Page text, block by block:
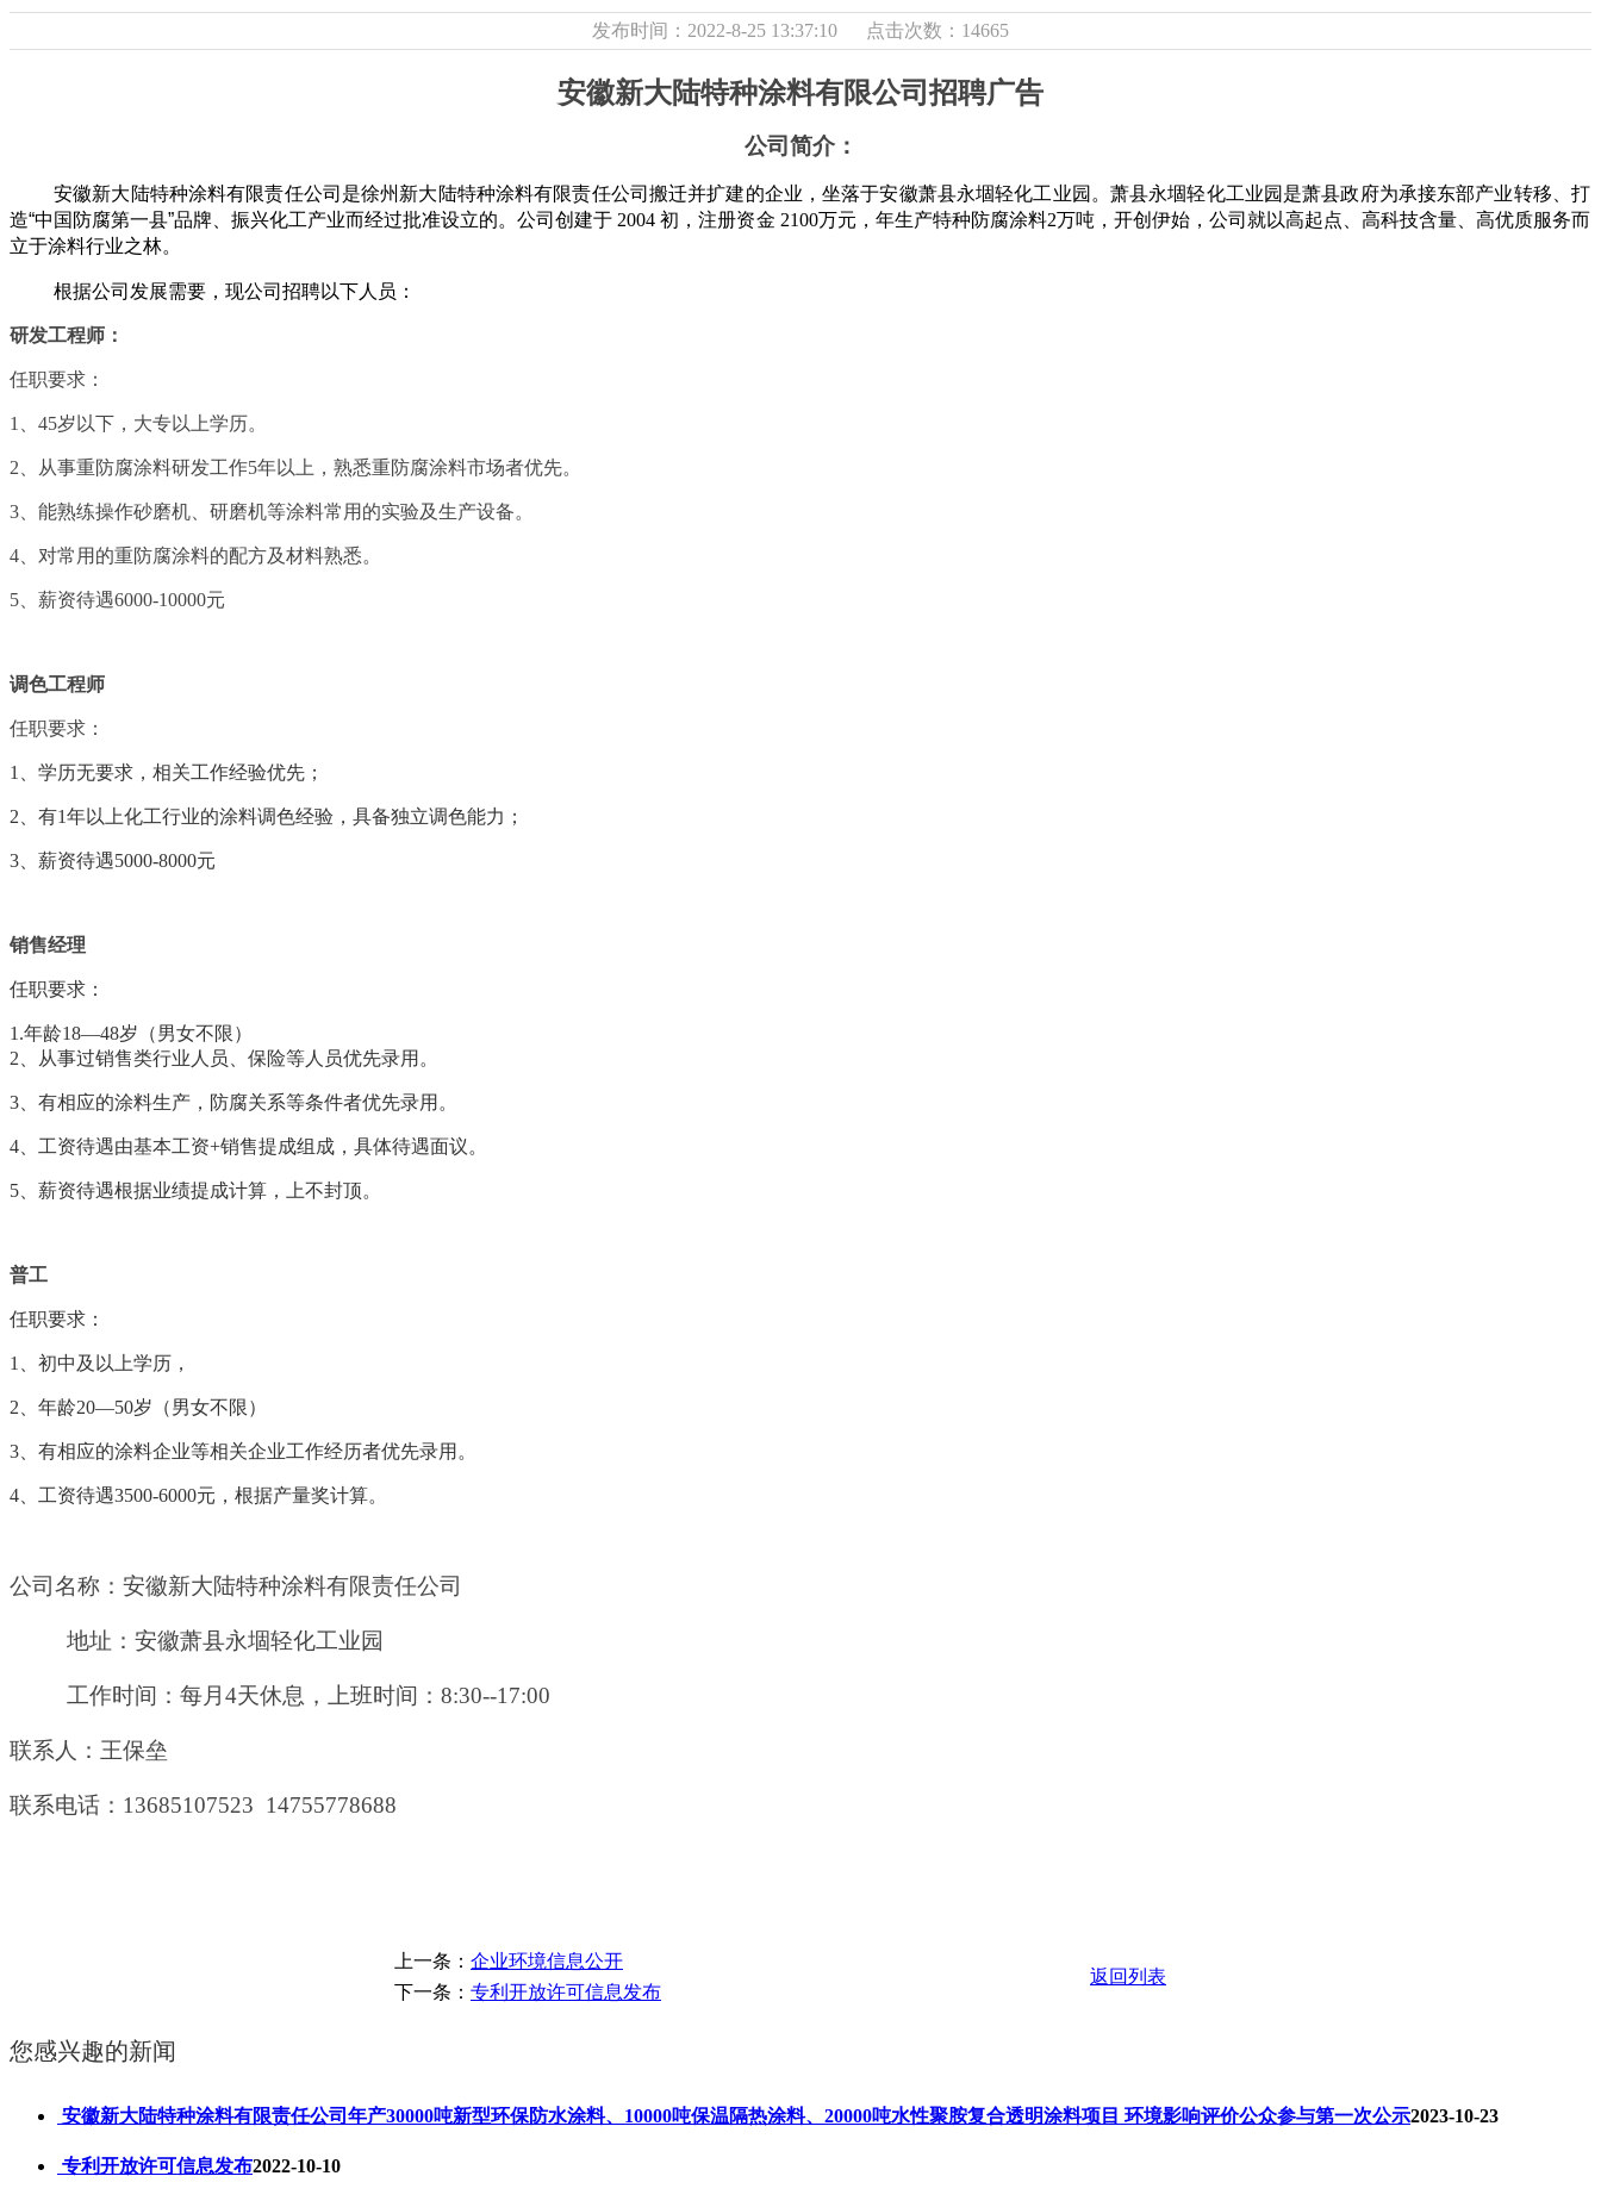
发布时间：2022-8-25 13:37:10 点击次数：14665
安徽新大陆特种涂料有限公司招聘广告
公司简介：
安徽新大陆特种涂料有限责任公司是徐州新大陆特种涂料有限责任公司搬迁并扩建的企业，坐落于安徽萧县永堌轻化工业园。萧县永堌轻化工业园是萧县政府为承接东部产业转移、打
造“中国防腐第一县”品牌、振兴化工产业而经过批准设立的。公司创建于 2004 初，注册资金 2100万元， 年生产特种防腐涂料2万吨， 开创伊始，公司就以高起点、高科技含量、高优质服务而
立于涂料行业之林。
根据公司发展需要，现公司招聘以下人员：
研发工程师：
任职要求：
1、45岁以下，大专以上学历。
2、从事重防腐涂料研发工作5年以上，熟悉重防腐涂料市场者优先。
3、能熟练操作砂磨机、研磨机等涂料常用的实验及生产设备。
4、对常用的重防腐涂料的配方及材料熟悉。
5、薪资待遇6000-10000元
调色工程师
任职要求：
1、 学历无要求，相关工作经验优先；
2、 有1年以上化工行业的涂料调色经验，具备独立调色能力；
3、 薪资待遇5000-8000元
销售经理
任职要求：
1.年龄18—48岁（男女不限）
2 、从事过销售类行业人员、保险等人员优先录用 。
3、有相应的涂料生产，防腐关系等条件者优先录用。
4、工资待遇由基本工资+销售提成组成，具体待遇面议。
5、薪资待遇根据业绩提成计算，上不封顶。
普工
任职要求：
1、初中及以上学历，
2、 年龄20—50岁（男女不限）
3、有相应的涂料企业等相关企业工作经历者优先录用。
4、工资待遇3500-6000元，根据产量奖计算。
公司名称：安徽新大陆特种涂料有限责任公司
地址：安徽萧县永堌轻化工业园
工作时间：每月4天休息，上班时间：8:30--17:00
联系人：王保垒
联系电话： 13685107523 14755778688
上一条： 企业环境信息公开
下一条： 专利开放许可信息发布
返回列表
您感兴趣的新闻
安徽新大陆特种涂料有限责任公司年产30000吨新型环保防水涂料、10000吨保温隔热涂料、20000吨水性聚胺复合透明涂料项目 环境影响评价公众参与第一次公示2023-10-23
专利开放许可信息发布2022-10-10